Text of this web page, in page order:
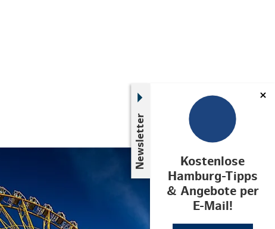
Newsletter
Kostenlose
Hamburg-Tipps
& Angebote per
E-Mail!
© Hamburger DOM